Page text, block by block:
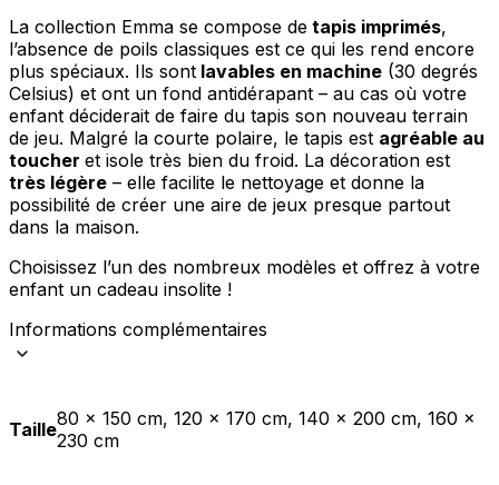
La collection Emma se compose de tapis imprimés,
l’absence de poils classiques est ce qui les rend encore
plus spéciaux. Ils sont lavables en machine (30 degrés
Celsius) et ont un fond antidérapant – au cas où votre
enfant déciderait de faire du tapis son nouveau terrain
de jeu. Malgré la courte polaire, le tapis est agréable au
toucher et isole très bien du froid. La décoration est
très légère – elle facilite le nettoyage et donne la
possibilité de créer une aire de jeux presque partout
dans la maison.
Choisissez l’un des nombreux modèles et offrez à votre
enfant un cadeau insolite !
Informations complémentaires
Taille80 x 150 cm, 120 x 170 cm, 140 x 200 cm, 160 x
230 cm
Accepter tout